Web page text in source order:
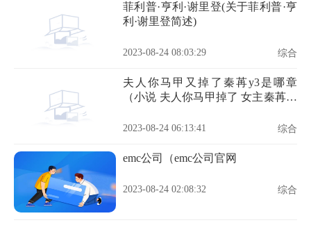
菲利普·亨利·谢里登(关于菲利普·亨
利·谢里登简述)
2023-08-24 08:03:29 综合
夫人你马甲又掉了秦苒y3是哪章
（小说 夫人你马甲掉了 女主秦苒的
2023-08-24 06:13:41 综合
emc公司（emc公司官网
2023-08-24 02:08:32 综合